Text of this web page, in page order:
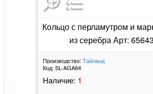
Кольцо с перламутром и
из серебра Арт:
Производство: Тайланд
Код: SL-AGA64
Наличие: 1